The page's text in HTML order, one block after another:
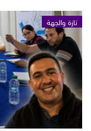
تازة والجهة